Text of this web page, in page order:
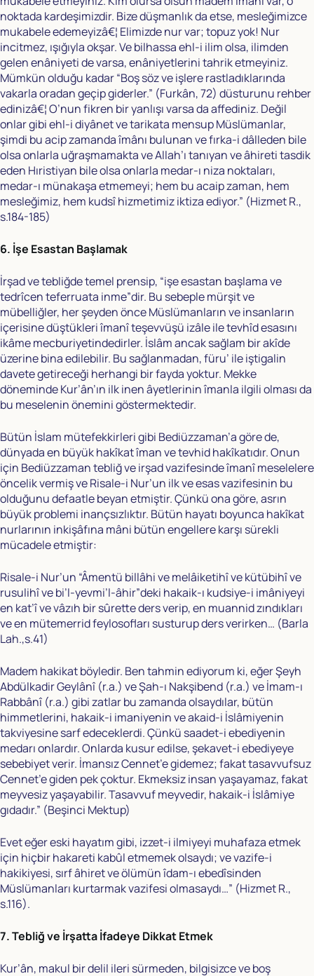
noktada kardeşimizdir. Bize düşmanlık da etse, mesleğimizce
mukabele edemeyizâ€¦ Elimizde nur var; topuz yok! Nur
incitmez, ışığıyla okşar. Ve bilhassa ehl-i ilim olsa, ilimden
gelen enâniyeti de varsa, enâniyetlerini tahrik etmeyiniz.
Mümkün olduğu kadar “Boş söz ve işlere rastladıklarında
vakarla oradan geçip giderler.” (Furkân, 72) düsturunu rehber
edinizâ€¦ O’nun fikren bir yanlışı varsa da affediniz. Değil
onlar gibi ehl-i diyânet ve tarikata mensup Müslümanlar,
şimdi bu acip zamanda îmânı bulunan ve fırka-i dâlleden bile
olsa onlarla uğraşmamakta ve Allah’ı tanıyan ve âhireti tasdik
eden Hıristiyan bile olsa onlarla medar-ı niza noktaları,
medar-ı münakaşa etmemeyi; hem bu acaip zaman, hem
mesleğimiz, hem kudsî hizmetimiz iktiza ediyor.” (Hizmet R.,
s.184-185)
6. İşe Esastan Başlamak
İrşad ve tebliğde temel prensip, “işe esastan başlama ve
tedrîcen teferruata inme”dir. Bu sebeple mürşit ve
mübelliğler, her şeyden önce Müslümanların ve insanların
içerisine düştükleri îmanî teşevvüşü izâle ile tevhîd esasını
ikâme mecburiyetindedirler. İslâm ancak sağlam bir akîde
üzerine bina edilebilir. Bu sağlanmadan, füru’ ile iştigalin
davete getireceği herhangi bir fayda yoktur. Mekke
döneminde Kur’ân’ın ilk inen âyetlerinin îmanla ilgili olması da
bu meselenin önemini göstermektedir.
Bütün İslam mütefekkirleri gibi Bediüzzaman’a göre de,
dünyada en büyük hakîkat îman ve tevhid hakîkatıdır. Onun
için Bediüzzaman tebliğ ve irşad vazifesinde îmanî meselelere
öncelik vermiş ve Risale-i Nur’un ilk ve esas vazifesinin bu
olduğunu defaatle beyan etmiştir. Çünkü ona göre, asrın
büyük problemi inançsızlıktır. Bütün hayatı boyunca hakîkat
nurlarının inkişâfına mâni bütün engellere karşı sürekli
mücadele etmiştir:
Risale-i Nur’un “Âmentü billâhi ve melâiketihî ve kütübihî ve
rusulihî ve bi’l-yevmi’l-âhir”deki hakaik-ı kudsiye-i imâniyeyi
en kat’î ve vâzıh bir sûrette ders verip, en muannid zındıkları
ve en mütemerrid feylosofları susturup ders verirken… (Barla
Lah.,s.41)
Madem hakikat böyledir. Ben tahmin ediyorum ki, eğer Şeyh
Abdülkadir Geylânî (r.a.) ve Şah-ı Nakşibend (r.a.) ve İmam-ı
Rabbânî (r.a.) gibi zatlar bu zamanda olsaydılar, bütün
himmetlerini, hakaik-i imaniyenin ve akaid-i İslâmiyenin
takviyesine sarf edeceklerdi. Çünkü saadet-i ebediyenin
medarı onlardır. Onlarda kusur edilse, şekavet-i ebediyeye
sebebiyet verir. İmansız Cennet’e gidemez; fakat tasavvufsuz
Cennet’e giden pek çoktur. Ekmeksiz insan yaşayamaz, fakat
meyvesiz yaşayabilir. Tasavvuf meyvedir, hakaik-i İslâmiye
gıdadır.” (Beşinci Mektup)
Evet eğer eski hayatım gibi, izzet-i ilmiyeyi muhafaza etmek
için hiçbir hakareti kabûl etmemek olsaydı; ve vazife-i
hakikiyesi, sırf âhiret ve ölümün îdam-ı ebedîsinden
Müslümanları kurtarmak vazifesi olmasaydı…” (Hizmet R.,
s.116).
7. Tebliğ ve İrşatta İfadeye Dikkat Etmek
Kur’ân, makul bir delil ileri sürmeden, bilgisizce ve boş